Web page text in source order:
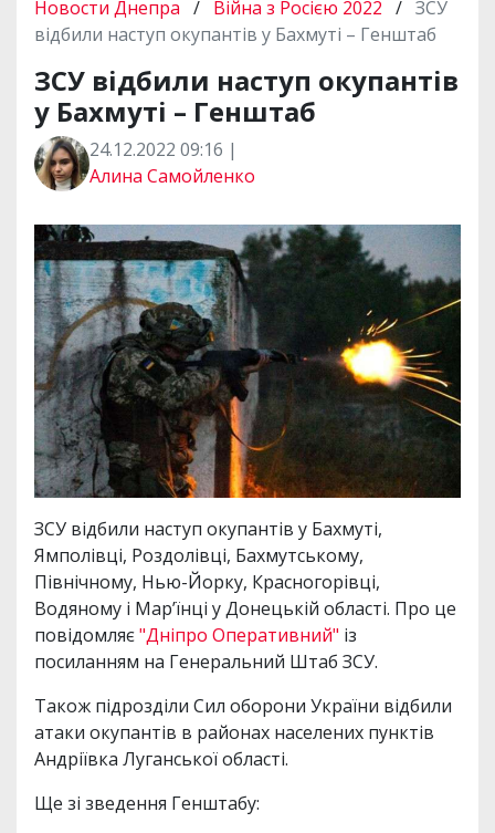
Новости Днепра / Війна з Росією 2022 / ЗСУ
відбили наступ окупантів у Бахмуті – Генштаб
ЗСУ відбили наступ окупантів
у Бахмуті – Генштаб
24.12.2022 09:16 |
Алина Самойленко
ЗСУ відбили наступ окупантів у Бахмуті,
Ямполівці, Роздолівці, Бахмутському,
Північному, Нью-Йорку, Красногорівці,
Водяному і Мар’їнці у Донецькій області. Про це
повідомляє"Дніпро Оперативний" із
посиланням на Генеральний Штаб ЗСУ.
Також підрозділи Сил оборони України відбили
атаки окупантів в районах населених пунктів
Андріївка Луганської області.
Ще зі зведення Генштабу: